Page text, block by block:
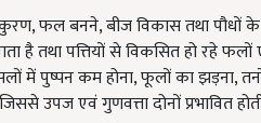
फल बनने, बीज विकास तथा
है तथा पत्तियों से विकसित हो रहे
में पुष्पन कम होना, फूलों का झड़ना,
उपज एवं गुणवत्ता दोनों प्रभावित